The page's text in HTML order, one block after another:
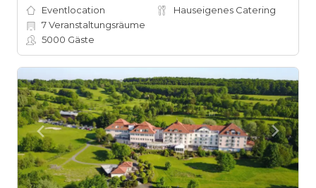
Eventlocation
Hauseigenes Catering
7Veranstaltungsräume
5000 Gäste